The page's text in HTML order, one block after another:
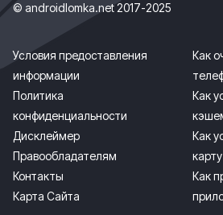
© androidlomka.net 2017-2025
Условия предоставления
информации
Политика
конфиденциальности
Дисклеймер
Правообладателям
Контакты
Карта Сайта
Как
Как
Как
Как